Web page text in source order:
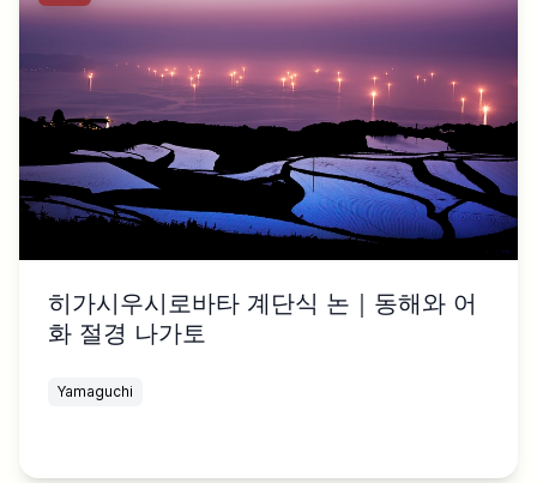
히가시우시로바타 계단식 논｜동해와 어
화 절경 나가토
Yamaguchi